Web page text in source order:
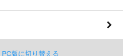
PC版に切り替える